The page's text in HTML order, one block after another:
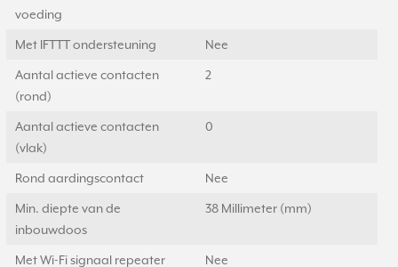
voeding
Met IFTTT ondersteuning Nee
Aantal actieve contacten
(rond)
2
Aantal actieve contacten
(vlak)
0
Rond aardingscontact Nee
Min. diepte van de
inbouwdoos
38 Millimeter (mm)
Met Wi-Fi signaal repeater Nee